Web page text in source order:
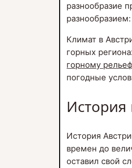
разнообразие
Климат в
горных
горному
погодные
История
История
времен до
оставил свой